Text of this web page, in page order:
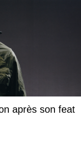
après son feat